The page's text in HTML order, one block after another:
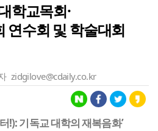
학교목회·
연수회 및 학술대회
zidgilove@cdaily.co.kr
!): 기독교 대학의 재복음화’